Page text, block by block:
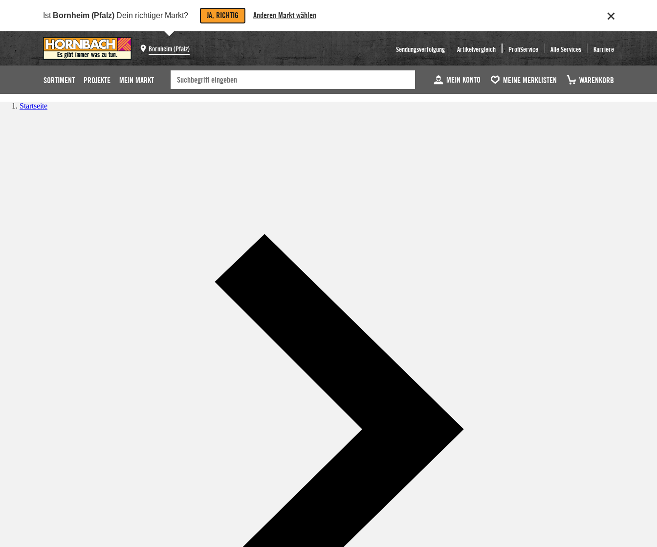
Ist Bornheim (Pfalz) Dein richtiger Markt? JA, RICHTIG Anderen Markt wählen
Bornheim (Pfalz) Sendungsverfolgung Artikelvergleich ProfiService Alle Services Karriere
SORTIMENT PROJEKTE MEIN MARKT MEIN KONTO MEINE MERKLISTEN WARENKORB
Startseite